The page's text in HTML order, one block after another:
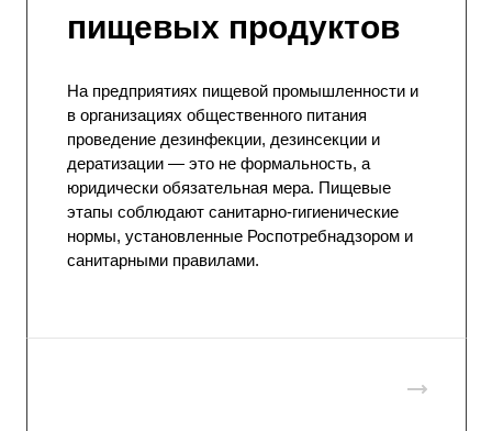
пищевых продуктов
На предприятиях пищевой промышленности и
в организациях общественного питания
проведение дезинфекции, дезинсекции и
дератизации — это не формальность, а
юридически обязательная мера. Пищевые
этапы соблюдают санитарно-гигиенические
нормы, установленные Роспотребнадзором и
санитарными правилами.